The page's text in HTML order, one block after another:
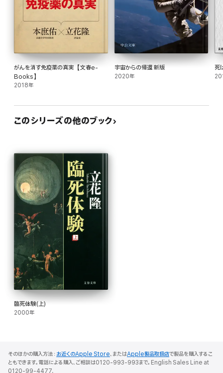
がんを消す免疫薬の真実【文春e-
Books】
2018年
宇宙からの帰還 新版
2020年
死
このシリーズの他のブック
臨死体験(上)
2000年
そのほかの購入方法： お近くのApple Store、またはApple製品取扱店で製品を購入するこ
ともできます。電話による購入、ご相談は0120-993-993まで。English Sales Line at
0120-99-4477.